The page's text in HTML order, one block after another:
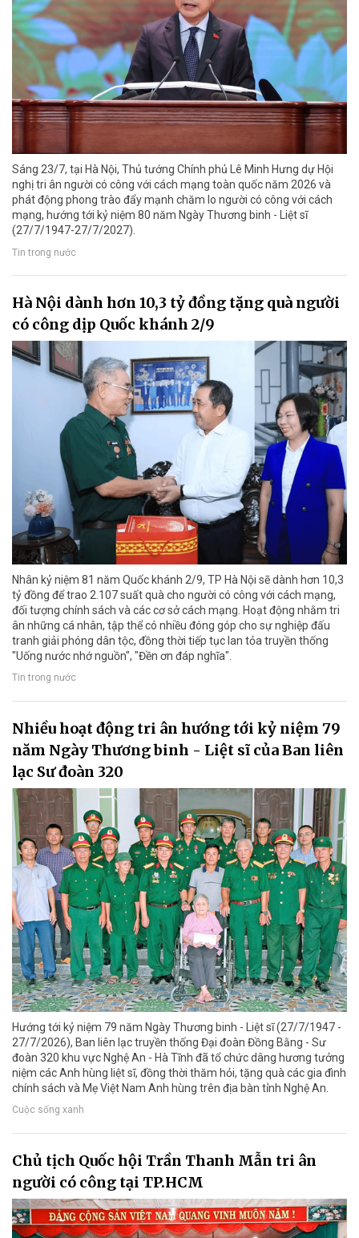
Sáng 23/7, tại Hà Nội, Thủ tướng Chính phủ Lê Minh Hưng dự Hội
nghị tri ân người có công với cách mạng toàn quốc năm 2026 và
phát động phong trào đẩy mạnh chăm lo người có công với cách
mạng, hướng tới kỷ niệm 80 năm Ngày Thương binh - Liệt sĩ
(27/7/1947-27/7/2027).
Tin trong nước
Hà Nội dành hơn 10,3 tỷ đồng tặng quà người
có công dịp Quốc khánh 2/9
Nhân kỷ niệm 81 năm Quốc khánh 2/9, TP Hà Nội sẽ dành hơn 10,3
tỷ đồng để trao 2.107 suất quà cho người có công với cách mạng,
đối tượng chính sách và các cơ sở cách mạng. Hoạt động nhằm tri
ân những cá nhân, tập thể có nhiều đóng góp cho sự nghiệp đấu
tranh giải phóng dân tộc, đồng thời tiếp tục lan tỏa truyền thống
"Uống nước nhớ nguồn", "Đền ơn đáp nghĩa".
Tin trong nước
Nhiều hoạt động tri ân hướng tới kỷ niệm 79
năm Ngày Thương binh - Liệt sĩ của Ban liên
lạc Sư đoàn 320
Hướng tới kỷ niệm 79 năm Ngày Thương binh - Liệt sĩ (27/7/1947 -
27/7/2026), Ban liên lạc truyền thống Đại đoàn Đồng Bằng - Sư
đoàn 320 khu vực Nghệ An - Hà Tĩnh đã tổ chức dâng hương tưởng
niệm các Anh hùng liệt sĩ, đồng thời thăm hỏi, tặng quà các gia đình
chính sách và Mẹ Việt Nam Anh hùng trên địa bàn tỉnh Nghệ An.
Cuộc sống xanh
Chủ tịch Quốc hội Trần Thanh Mẫn tri ân
người có công tại TP.HCM